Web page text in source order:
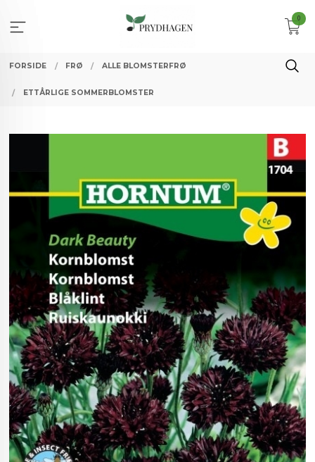
innholdet
0
FORSIDE FRØ ALLE BLOMSTERFRØ
ETTÅRLIGE SOMMERBLOMSTER